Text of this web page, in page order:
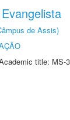
de Assis)
title: MS-